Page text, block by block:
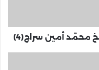
محمَّد أمين سراج(4)